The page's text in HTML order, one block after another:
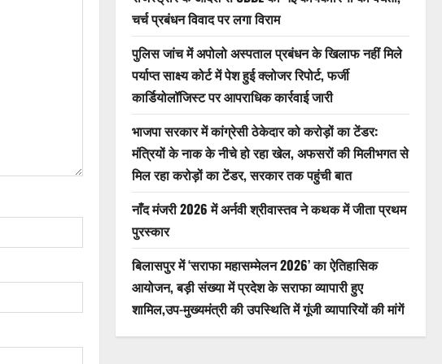
संख्या
में
प्रदेश
के
सराफा
व्यापारी
हुए
शामिल,उप-
मुख्यमंत्री
की
उपस्थिति
में
गूंजी
व्यापारियों
मांगें
चर्च प्रबंधन विवाद पर लगा विराम
पुलिस जांच में अपोलो अस्पताल प्रबंधन के खिलाफ नहीं मिले
पर्याप्त साक्ष्य कोर्ट में पेश हुई क्लोजर रिपोर्ट, फर्जी
कार्डियोलॉजिस्ट पर आपराधिक कार्रवाई जारी
भाजपा सरकार में कांग्रेसी ठेकेदार को करोड़ों का टेंडर:
मंत्रियों के नाक के नीचे हो रहा खेल, अफसरों की मिलीभगत से
मिल रहा करोड़ों का टेंडर, सरकार तक पहुंची बात
नाँद मंजरी 2026 में अर्नवी श्रीवास्तव ने कथक में जीता प्रथम
पुरस्कार
बिलासपुर में ‘सराफा महासम्मेलन 2026’ का ऐतिहासिक
आयोजन, बड़ी संख्या में प्रदेश के सराफा व्यापारी हुए
शामिल,उप-मुख्यमंत्री की उपस्थिति में गूंजी व्यापारियों की मांगें